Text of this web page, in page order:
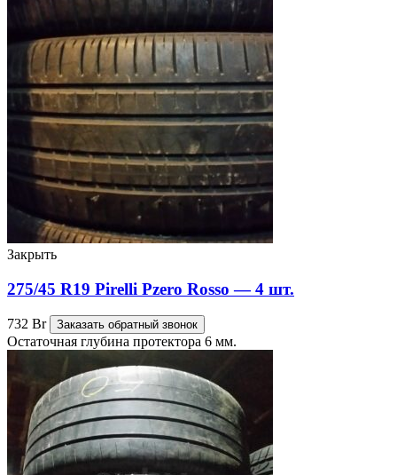
Закрыть
275/45 R19 Pirelli Pzero Rosso — 4 шт.
732 Br Заказать обратный звонок
Остаточная глубина протектора 6 мм.